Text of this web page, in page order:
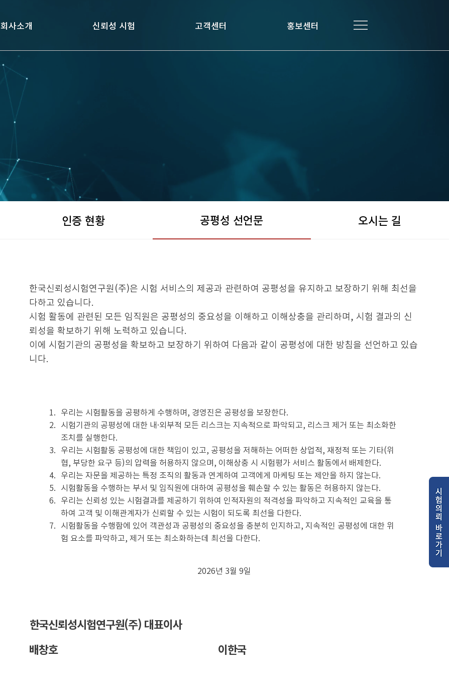
회사소개 신뢰성 시험 고객센터 홍보센터
회사소개 신뢰성 시험 고객센터 홍보센터
인증 현황 공평성 선언문 오시는 길
한국신뢰성시험연구원(주)은 시험 서비스의 제공과 관련하여 공평성을 유지하고 보장하기 위해 최선을
다하고 있습니다.
시험 활동에 관련된 모든 임직원은 공평성의 중요성을 이해하고 이해상충을 관리하며, 시험 결과의 신
뢰성을 확보하기 위해 노력하고 있습니다.
이에 시험기관의 공평성을 확보하고 보장하기 위하여 다음과 같이 공평성에 대한 방침을 선언하고 있습
니다.
1. 우리는 시험활동을 공평하게 수행하며, 경영진은 공평성을 보장한다.
2. 시험기관의 공평성에 대한 내·외부적 모든 리스크는 지속적으로 파악되고, 리스크 제거 또는 최소화한
조치를 실행한다.
3. 우리는 시험활동 공평성에 대한 책임이 있고, 공평성을 저해하는 어떠한 상업적, 재정적 또는 기타(위
협, 부당한 요구 등)의 압력을 허용하지 않으며, 이해상충 시 시험평가 서비스 활동에서 배제한다.
4. 우리는 자문을 제공하는 특정 조직의 활동과 연계하여 고객에게 마케팅 또는 제안을 하지 않는다.
5. 시험활동을 수행하는 부서 및 임직원에 대하여 공평성을 훼손할 수 있는 활동은 허용하지 않는다.
6. 우리는 신뢰성 있는 시험결과를 제공하기 위하여 인적자원의 적격성을 파악하고 지속적인 교육을 통
하여 고객 및 이해관계자가 신뢰할 수 있는 시험이 되도록 최선을 다한다.
7. 시험활동을 수행함에 있어 객관성과 공평성의 중요성을 충분히 인지하고, 지속적인 공평성에 대한 위
험 요소를 파악하고, 제거 또는 최소화하는데 최선을 다한다.
2026년 3월 9일
한국신뢰성시험연구원(주) 대표이사
배창호
이한국